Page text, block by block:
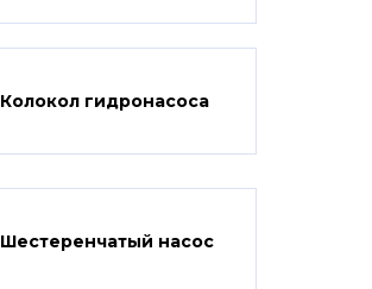
Колокол гидронасоса
Шестеренчатый насос